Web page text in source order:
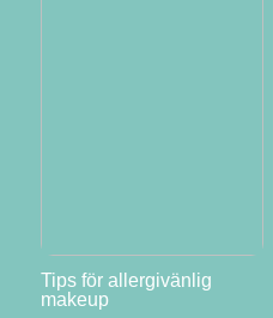
Tips för allergivänlig
makeup